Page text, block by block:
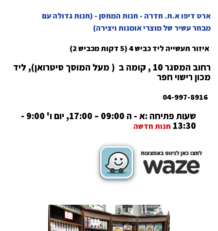
ארט דיפו א.ת. חדרה - חנות המחסן - (חנות גדולה עם
מבחר עשיר של מוצרי אומנות ויצירה)
איזור תעשייה ליד כביש 4 (5 דקות מכביש 2)
רחוב המסגר 10 , קומה ב ( מעל המוסך סיטרואן), ליד
מכון רישוי חפר
שעות פתיחה :א - ה 09:00 – 17:00, יום ו' 9:00 -
13:30 חנות חדשה